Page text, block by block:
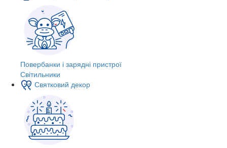
Повербанки і зарядні пристрої
Світильники
Святковий декор